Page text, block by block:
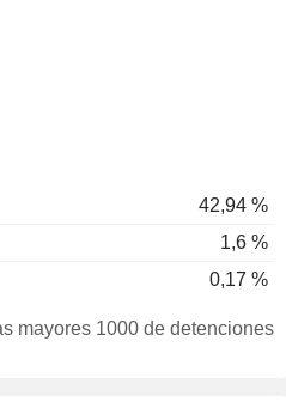
42,94 %
1,6 %
0,17 %
mayores 1000 de detenciones